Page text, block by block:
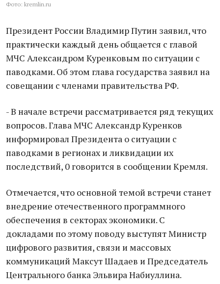
Фото: kremlin.ru
Президент России Владимир Путин заявил, что
практически каждый день общается с главой
МЧС Александром Куренковым по ситуации с
паводками. Об этом глава государства заявил на
совещании с членами правительства РФ.
- В начале встречи рассматривается ряд текущих
вопросов. Глава МЧС Александр Куренков
информировал Президента о ситуации с
паводками в регионах и ликвидации их
последствий, 0 говорится в сообщении Кремля.
Отмечается, что основной темой встречи станет
внедрение отечественного программного
обеспечения в секторах экономики. С
докладами по этому поводу выступят Министр
цифрового развития, связи и массовых
коммуникаций Максут Шадаев и Председатель
Центрального банка Эльвира Набиуллина.